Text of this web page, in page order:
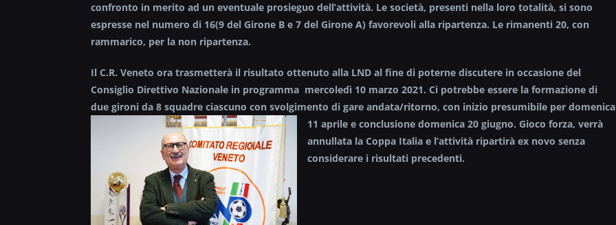
confronto in merito ad un eventuale prosieguo dell’attività. Le società, presenti nella loro totalità, si sono
espresse nel numero di 16(9 del Girone B e 7 del Girone A) favorevoli alla ripartenza. Le rimanenti 20, con
rammarico, per la non ripartenza.
Il C.R. Veneto ora trasmetterà il risultato ottenuto alla LND al fine di poterne discutere in occasione del
Consiglio Direttivo Nazionale in programma mercoledì 10 marzo 2021. Ci potrebbe essere la formazione di
due gironi da 8 squadre ciascuno con svolgimento di gare andata/ritorno, con inizio presumibile per domenica
11 aprile e conclusione domenica 20 giugno. Gioco forza, verrà
annullata la Coppa Italia e l’attività ripartirà ex novo senza
considerare i risultati precedenti.